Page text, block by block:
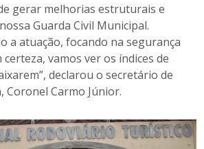
gerar melhorias estruturais e
Guarda Civil Municipal.
a atuação, focando na segurança
vamos ver os índices de
declarou o secretário de
Coronel Carmo Júnior.